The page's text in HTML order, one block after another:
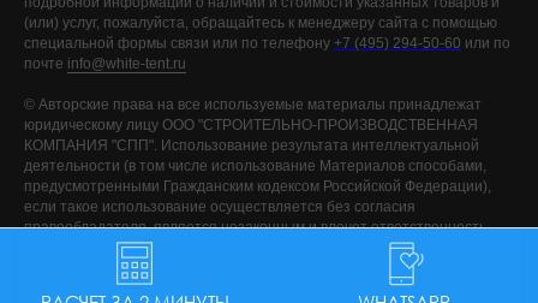
(или) услуг, пожалуйста, обращайтесь к менеджеру сайта с помощью
специальной формы связи или по телефону +7 (495) 294-50-60 или по
почте info@white-tent.ru
©️ Авторские права на все используемые материалы принадлежат
юридическому лицу ООО "СТРОИТЕЛЬНО-ПРОИЗВОДСТВЕННАЯ
КОМПАНИЯ "СПП". Использование результата интеллектуальной
деятельности (в том числе использование Материалов способами,
предусмотренными Гражданским кодексом Российской Федерации),
если такое использование осуществляется без согласия
правообладателя, является незаконным и влечет ответственность,
установленную Гражданским кодексом Российской Федерации и
другими законами, за исключением случаев предусмотренных
Гражданским кодексом Российской Федерации.